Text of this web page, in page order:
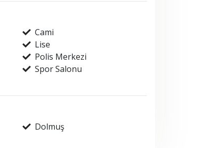
Cami
Lise
Polis Merkezi
Spor Salonu
Dolmuş